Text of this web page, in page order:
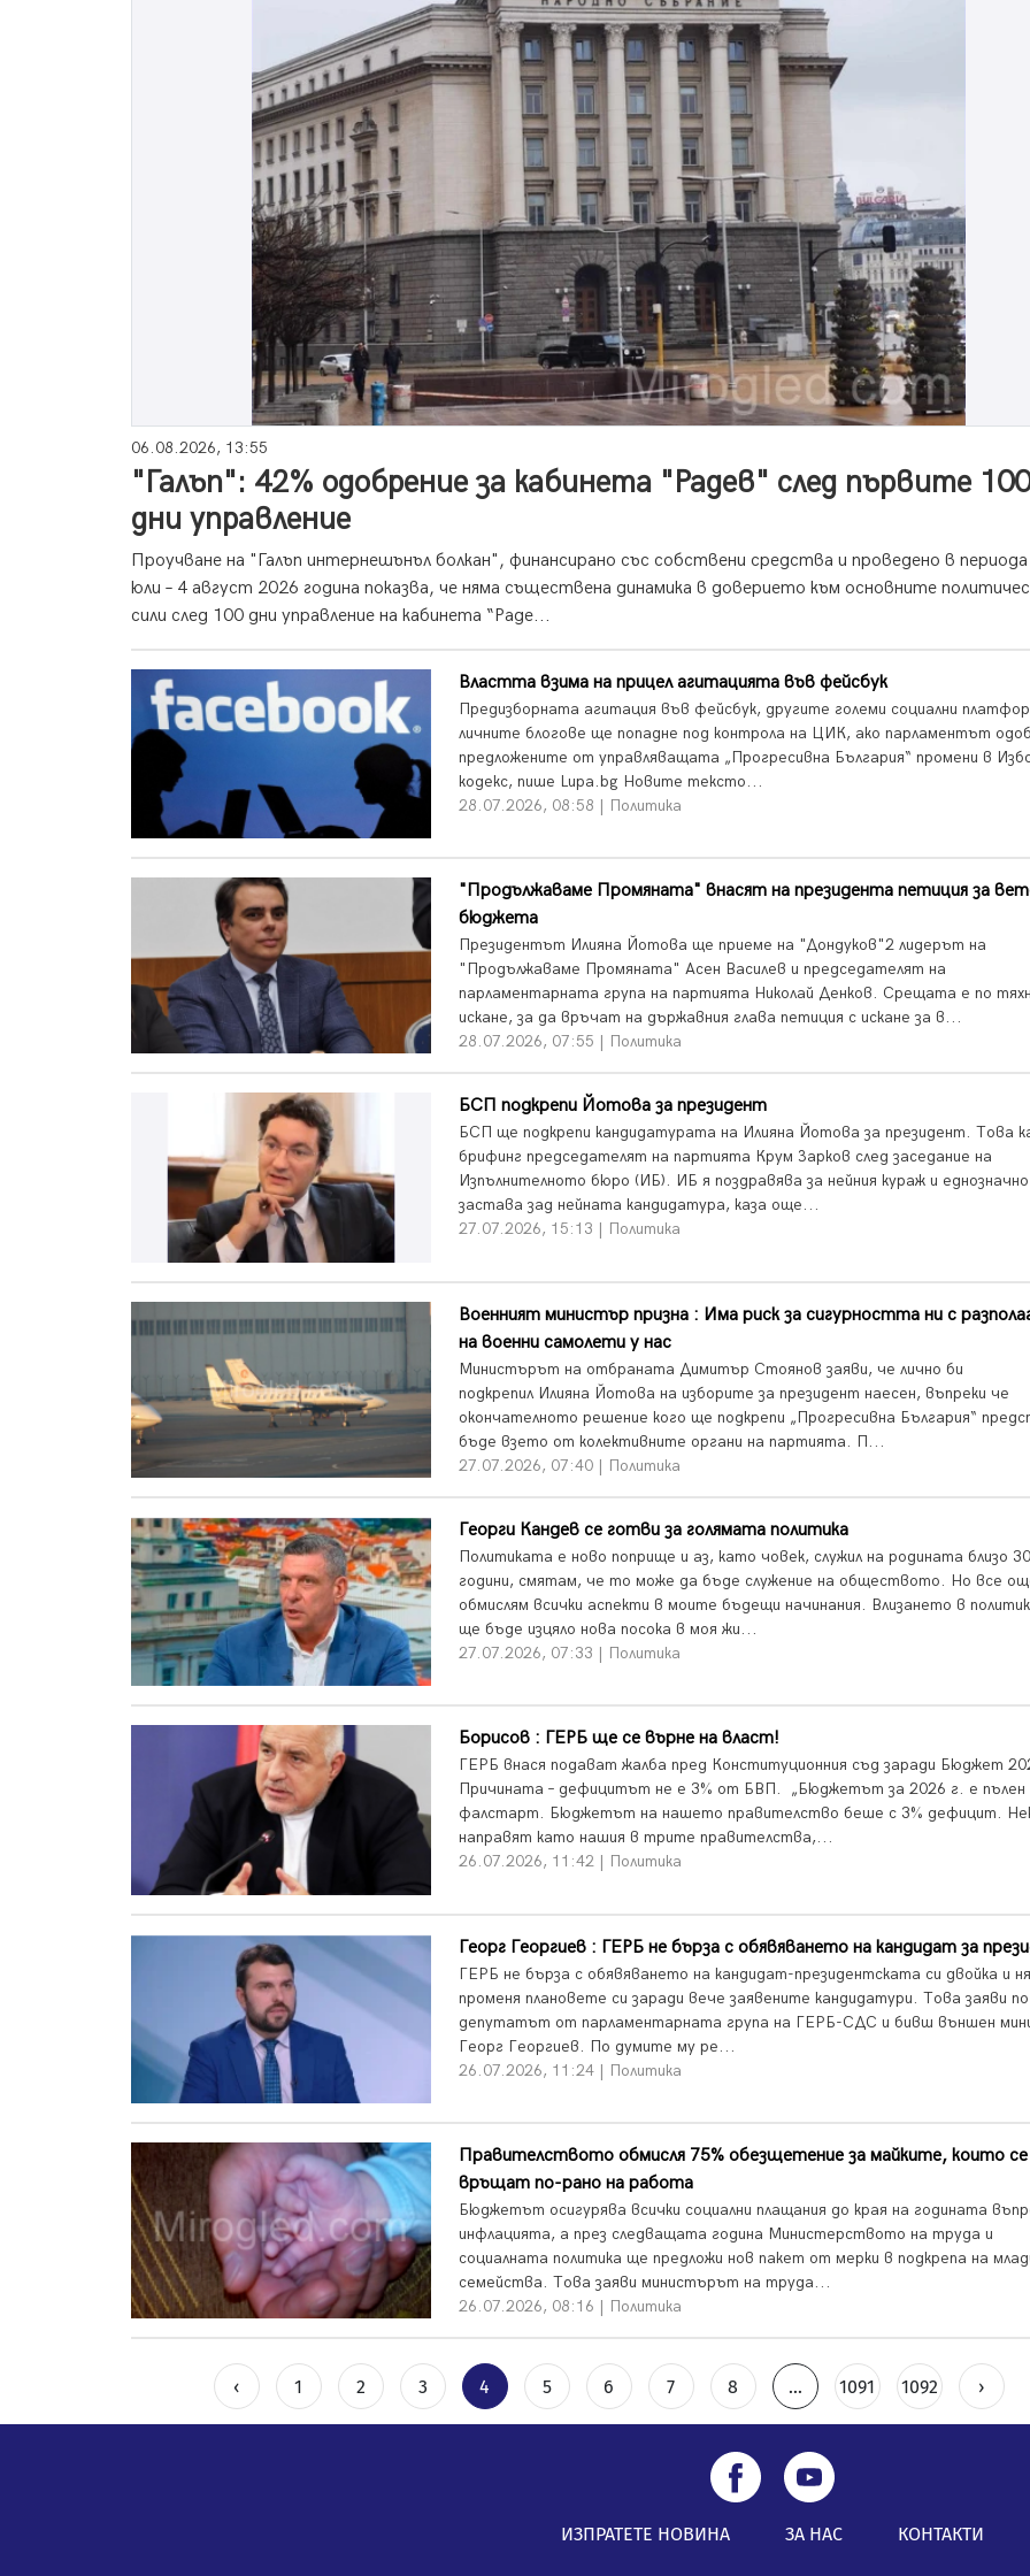
06.08.2026, 13:55
"Галъп": 42% одобрение за кабинета "Радев" след първите 100
дни управление
Проучване на "Галъп интернешънъл болкан", финансирано със собствени средства и проведено в
юли – 4 август 2026 година показва, че няма съществена динамика в доверието към основните
сили след 100 дни управление на кабинета “Раде...
Властта взима на прицел агитацията във фейсбук
Предизборната агитация във фейсбук, другите големи социални
личните блогове ще попадне под контрола на ЦИК, ако парламентът
предложените от управляващата „Прогресивна България“ промени в
кодекс, пише Lupa.bg Новите тексто...
28.07.2026, 08:58 | Политика
"Продължаваме Промяната" внасят на президента петиция за
бюджета
Президентът Илияна Йотова ще приеме на "Дондуков"2 лидерът на
"Продължаваме Промяната" Асен Василев и председателят на
парламентарната група на партията Николай Денков. Срещата е по
искане, за да връчат на държавния глава петиция с искане за в...
28.07.2026, 07:55 | Политика
БСП подкрепи Йотова за президент
БСП ще подкрепи кандидатурата на Илияна Йотова за президент. Това
брифинг председателят на партията Крум Зарков след заседание на
Изпълнителното бюро (ИБ). ИБ я поздравява за нейния кураж и еднозначно
застава зад нейната кандидатура, каза още...
27.07.2026, 15:13 | Политика
Военният министър призна : Има риск за сигурността ни с
на военни самолети у нас
Министърът на отбраната Димитър Стоянов заяви, че лично би
подкрепил Илияна Йотова на изборите за президент наесен, въпреки че
окончателното решение кого ще подкрепи „Прогресивна България“
бъде взето от колективните органи на партията. П...
27.07.2026, 07:40 | Политика
Георги Кандев се готви за голямата политика
Политиката е ново поприще и аз, като човек, служил на родината близо 30
години, смятам, че то може да бъде служение на обществото. Но все
обмислям всички аспекти в моите бъдещи начинания. Влизането в
ще бъде изцяло нова посока в моя жи...
27.07.2026, 07:33 | Политика
Борисов : ГЕРБ ще се върне на власт!
ГЕРБ внася подават жалба пред Конституционния съд заради Бюджет
Причината – дефицитът не е 3% от БВП. „Бюджетът за 2026 г. е пълен
фалстарт. Бюджетът на нашето правителство беше с 3% дефицит.
направят като нашия в трите правителства,...
26.07.2026, 11:42 | Политика
Георг Георгиев : ГЕРБ не бърза с обявяването на кандидат за
ГЕРБ не бърза с обявяването на кандидат-президентската си двойка и
променя плановете си заради вече заявените кандидатури. Това заяви
депутатът от парламентарната група на ГЕРБ-СДС и бивш външен
Георг Георгиев. По думите му ре...
26.07.2026, 11:24 | Политика
Правителството обмисля 75% обезщетение за майките, които се
връщат по-рано на работа
Бюджетът осигурява всички социални плащания до края на годината
инфлацията, а през следващата година Министерството на труда и
социалната политика ще предложи нов пакет от мерки в подкрепа на
семейства. Това заяви министърът на труда...
26.07.2026, 08:16 | Политика
‹ 1 2 3 4 5 6 7 8 ... 1091 1092 ›
ИЗПРАТЕТЕ НОВИНА ЗА НАС КОНТАКТИ